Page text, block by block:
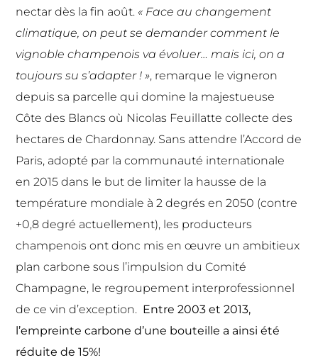
nectar dès la fin août. « Face au changement
climatique, on peut se demander comment le
vignoble champenois va évoluer… mais ici, on a
toujours su s’adapter ! », remarque le vigneron
depuis sa parcelle qui domine la majestueuse
Côte des Blancs où Nicolas Feuillatte collecte des
hectares de Chardonnay. Sans attendre l’Accord de
Paris, adopté par la communauté internationale
en 2015 dans le but de limiter la hausse de la
température mondiale à 2 degrés en 2050 (contre
+0,8 degré actuellement), les producteurs
champenois ont donc mis en œuvre un ambitieux
plan carbone sous l’impulsion du Comité
Champagne, le regroupement interprofessionnel
de ce vin d’exception. Entre 2003 et 2013,
l’empreinte carbone d’une bouteille a ainsi été
réduite de 15%!